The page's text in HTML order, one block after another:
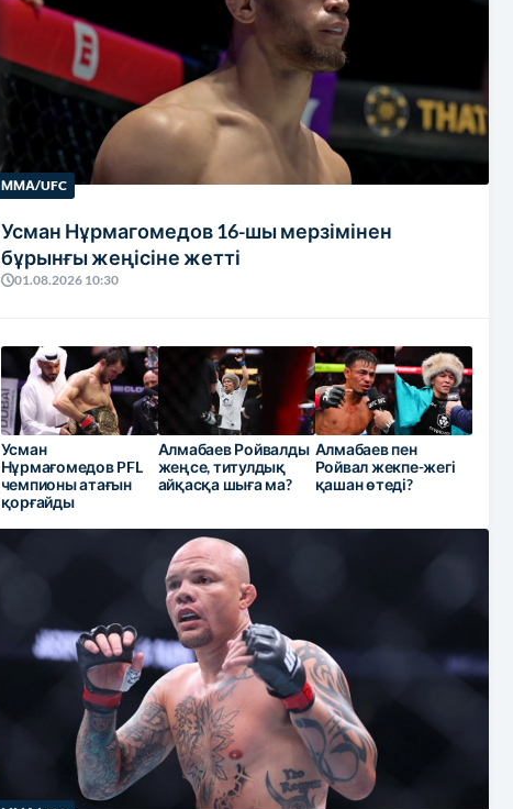
ММА/UFC
Усман Нұрмагомедов 16-шы мерзімінен
бұрынғы жеңісіне жетті
01.08.2026 10:30
Усман
Нұрмағомедов PFL
чемпионы атағын
қорғайды
Алмабаев Ройвалды
жеңсе, титулдық
айқасқа шыға ма?
Алмабаев пен
Ройвал жекпе-жегі
қашан өтеді?